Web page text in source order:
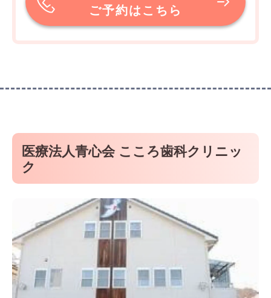
ご予約はこちら
医療法人青心会 こころ歯科クリニッ
ク